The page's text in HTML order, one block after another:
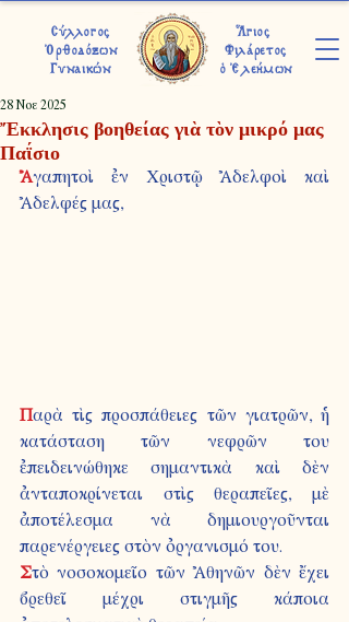
Σύλλογος
Ὀρθοδόξων
Γυναικών
Ἅγιος
Φιλάρετος
ὁ Ἐλεήμων
Ἔκκλησις βοηθείας γιὰ τὸν μικρό μας
Παΐσιο
28 Νοε 2025
Ἀγαπητοὶ ἐν Χριστῷ Ἀδελφοὶ καὶ
Ἀδελφές μας,
Παρὰ τὶς προσπάθειες τῶν γιατρῶν, ἡ
κατάσταση τῶν νεφρῶν του
ἐπειδεινώθηκε σημαντικὰ καὶ δὲν
ἀνταποκρίνεται στὶς θεραπεῖες, μὲ
ἀποτέλεσμα νὰ δημιουργοῦνται
παρενέργειες στὸν ὀργανισμό του.
Στὸ νοσοκομεῖο τῶν Ἀθηνῶν δὲν ἔχει
βρεθεῖ μέχρι στιγμῆς κάποια